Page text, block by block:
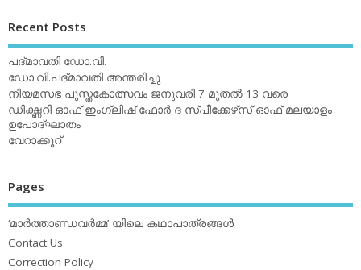
Recent Posts
പദ്മാവതി ഡോ.വി.
ഡോ.വി.പദ്മാവതി അന്തരിച്ചു
നിയമസഭ പുസ്തകോത്സവം ജനുവരി 7 മുതല്‍ 13 വരെ
ഡിക്ഷ്ണറി ഓഫ് ഇംഗ്ലിഷ് ഫോര്‍ ദ സ്പീക്കേഴ്‌സ് ഓഫ് മലയാളം
ഉപോദ്ഘാതം
വേറാക്കൂറ്
Pages
‘മാര്‍ത്താണ്ഡവര്‍മ്മ’ യിലെ കഥാപാത്രങ്ങള്‍
Contact Us
Correction Policy